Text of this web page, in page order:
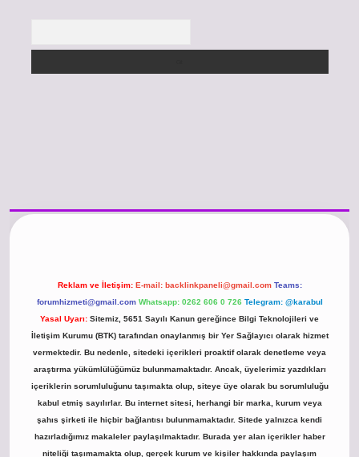
Reklam ve İletişim: E-mail: backlinkpaneli@gmail.com Teams:
forumhizmeti@gmail.com Whatsapp: 0262 606 0 726 Telegram: @karabul
Yasal Uyarı: Sitemiz, 5651 Sayılı Kanun gereğince Bilgi Teknolojileri ve
İletişim Kurumu (BTK) tarafından onaylanmış bir Yer Sağlayıcı olarak hizmet
vermektedir. Bu nedenle, sitedeki içerikleri proaktif olarak denetleme veya
araştırma yükümlülüğümüz bulunmamaktadır. Ancak, üyelerimiz yazdıkları
içeriklerin sorumluluğunu taşımakta olup, siteye üye olarak bu sorumluluğu
kabul etmiş sayılırlar. Bu internet sitesi, herhangi bir marka, kurum veya
şahıs şirketi ile hiçbir bağlantısı bulunmamaktadır. Sitede yalnızca kendi
hazırladığımız makaleler paylaşılmaktadır. Burada yer alan içerikler haber
niteliği taşımamakta olup, gerçek kurum ve kişiler hakkında paylaşım